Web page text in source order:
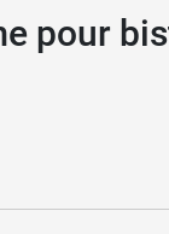
pour